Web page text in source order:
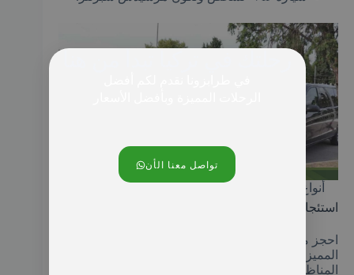
أنواع سيارة مع سائق في اسطنبول المتاحة للإيجار
استئجار سيارة مع سائق في طرابزون
احجز معنا رحلتك الممتعة للذهاب إلى مدينة طرابزون
المميزة لتتمكن من التجول بسيارة ومشاهدة أجمل
المناظر الطبيعية وما حولها من واجهات طبيعية تدخل
تواصل معنا الأن